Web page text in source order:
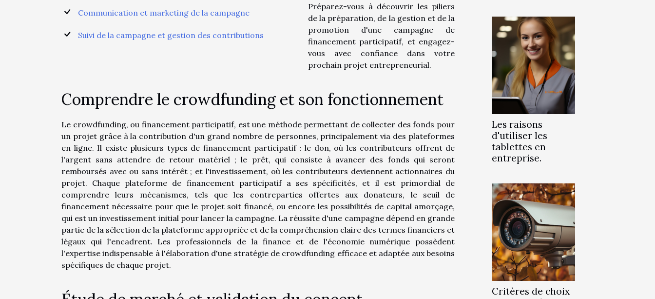
Communication et marketing de la campagne
Suivi de la campagne et gestion des contributions
Préparez-vous à découvrir les piliers
de la préparation, de la gestion et de la
promotion d'une campagne de
financement participatif, et engagez-
vous avec confiance dans votre
prochain projet entrepreneurial.
Comprendre le crowdfunding et son fonctionnement
Le crowdfunding, ou financement participatif, est une méthode permettant de collecter des fonds pour
un projet grâce à la contribution d'un grand nombre de personnes, principalement via des plateformes
en ligne. Il existe plusieurs types de financement participatif : le don, où les contributeurs offrent de
l'argent sans attendre de retour matériel ; le prêt, qui consiste à avancer des fonds qui seront
remboursés avec ou sans intérêt ; et l'investissement, où les contributeurs deviennent actionnaires du
projet. Chaque plateforme de financement participatif a ses spécificités, et il est primordial de
comprendre leurs mécanismes, tels que les contreparties offertes aux donateurs, le seuil de
financement nécessaire pour que le projet soit financé, ou encore les possibilités de capital amorçage,
qui est un investissement initial pour lancer la campagne. La réussite d'une campagne dépend en grande
partie de la sélection de la plateforme appropriée et de la compréhension claire des termes financiers et
légaux qui l'encadrent. Les professionnels de la finance et de l'économie numérique possèdent
l'expertise indispensable à l'élaboration d'une stratégie de crowdfunding efficace et adaptée aux besoins
spécifiques de chaque projet.
Les raisons
d'utiliser les
tablettes en
entreprise.
Critères de choix